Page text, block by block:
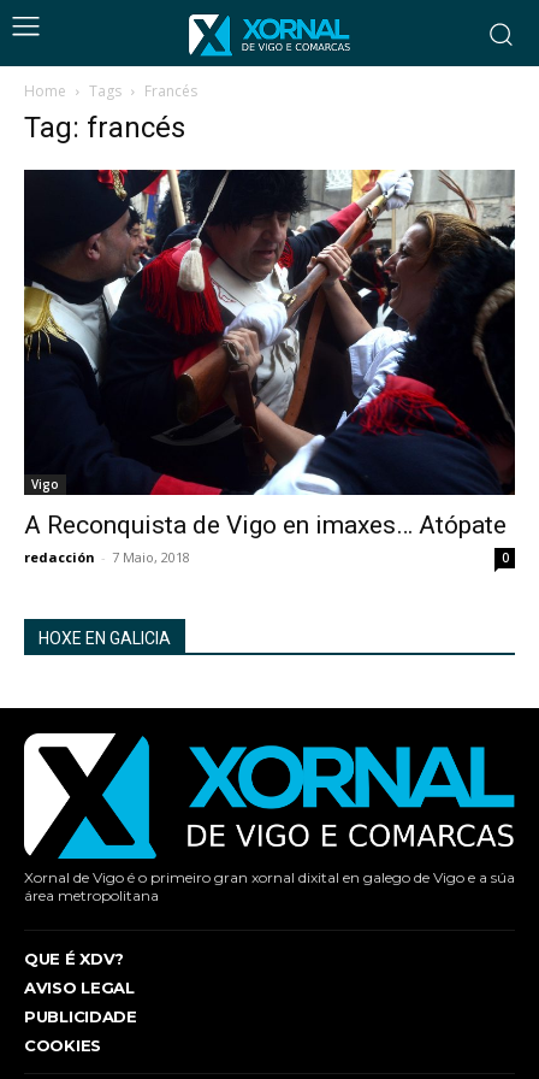
Home Tags Francés
Tag: francés
Vigo
A Reconquista de Vigo en imaxes… Atópate
redacción - 7 Maio, 2018 0
HOXE EN GALICIA
Xornal de Vigo é o primeiro gran xornal dixital en galego de Vigo e a súa
área metropolitana
QUE É XDV?
AVISO LEGAL
PUBLICIDADE
COOKIES